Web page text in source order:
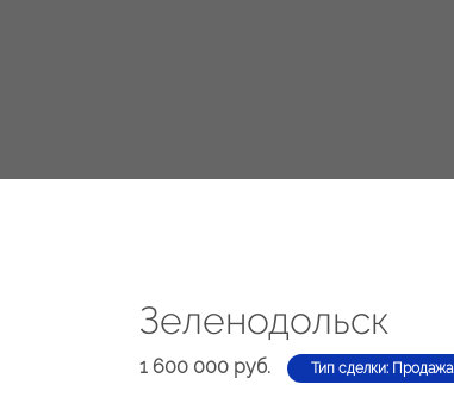
Зеленодольск
1 600 000 руб. Тип сделки: Продажа